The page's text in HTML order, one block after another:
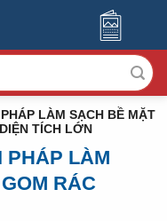
LÀM SẠCH BỀ MẶT
TÍCH LỚN
PHÁP LÀM
RÁC